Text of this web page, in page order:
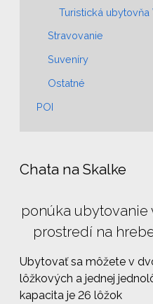
Turistická ubytovňa
Stravovanie
Suveníry
Ostatné
POI
Chata na Skalke
ponúka ubytovanie
prostredí na
Ubytovať sa môžete v
lôžkových a jednej
kapacita je 26 lôžok